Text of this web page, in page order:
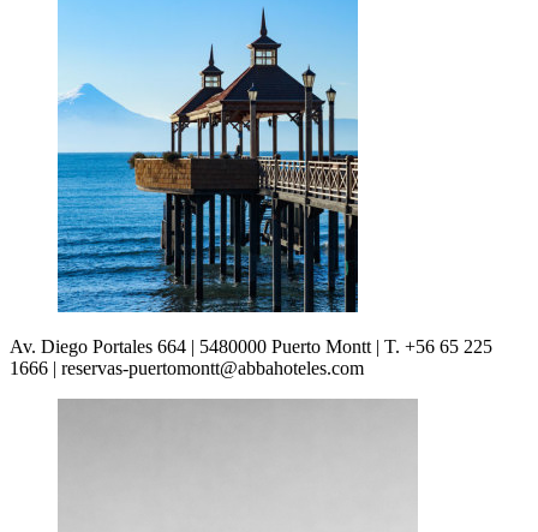
Av. Diego Portales 664 | 5480000 Puerto Montt | T. +56 65 225
1666 | reservas-puertomontt@abbahoteles.com